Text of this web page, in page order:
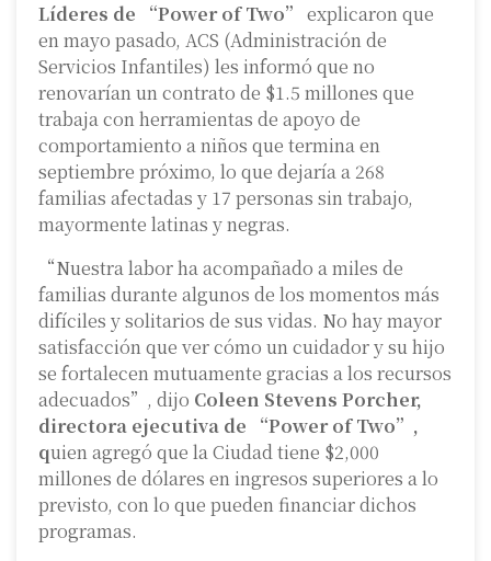
Líderes de “Power of Two” explicaron que
en mayo pasado, ACS (Administración de
Servicios Infantiles) les informó que no
renovarían un contrato de $1.5 millones que
trabaja con herramientas de apoyo de
comportamiento a niños que termina en
septiembre próximo, lo que dejaría a 268
familias afectadas y 17 personas sin trabajo,
mayormente latinas y negras.
“Nuestra labor ha acompañado a miles de
familias durante algunos de los momentos más
difíciles y solitarios de sus vidas. No hay mayor
satisfacción que ver cómo un cuidador y su hijo
se fortalecen mutuamente gracias a los recursos
adecuados”, dijo Coleen Stevens Porcher,
directora ejecutiva de “Power of Two”,
quien agregó que la Ciudad tiene $2,000
millones de dólares en ingresos superiores a lo
previsto, con lo que pueden financiar dichos
programas.